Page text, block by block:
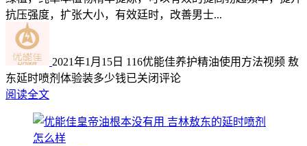
抗压强度，扩张大小，有效廷时，改善男士...
2021年1月15日 116优能佳养护精油使用方法视频 敖
东延时喷剂体验装多少钱已关闭评论
阅读全文